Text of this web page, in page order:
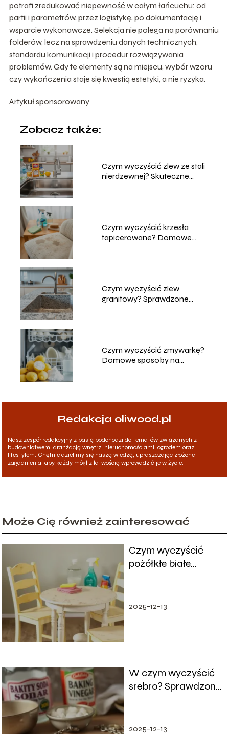
potrafi zredukować niepewność w całym łańcuchu: od
partii i parametrów, przez logistykę, po dokumentację i
wsparcie wykonawcze. Selekcja nie polega na porównaniu
folderów, lecz na sprawdzeniu danych technicznych,
standardu komunikacji i procedur rozwiązywania
problemów. Gdy te elementy są na miejscu, wybór wzoru
czy wykończenia staje się kwestią estetyki, a nie ryzyka.
Artykuł sponsorowany
Zobacz także:
Czym wyczyścić zlew ze stali
nierdzewnej? Skuteczne
Czym wyczyścić krzesła
tapicerowane? Domowe
Czym wyczyścić zlew
granitowy? Sprawdzone
Czym wyczyścić zmywarkę?
Domowe sposoby na
Redakcja oliwood.pl
Nasz zespół redakcyjny z pasją podchodzi do tematów związanych z
budownictwem, aranżacją wnętrz, nieruchomościami, ogrodem oraz
lifestylem. Chętnie dzielimy się naszą wiedzą, upraszczając złożone
zagadnienia, aby każdy mógł z łatwością wprowadzić je w życie.
Może Cię również zainteresować
Czym wyczyścić
pożółkłe białe
2025-12-13
W czym wyczyścić
srebro? Sprawdzone
2025-12-13